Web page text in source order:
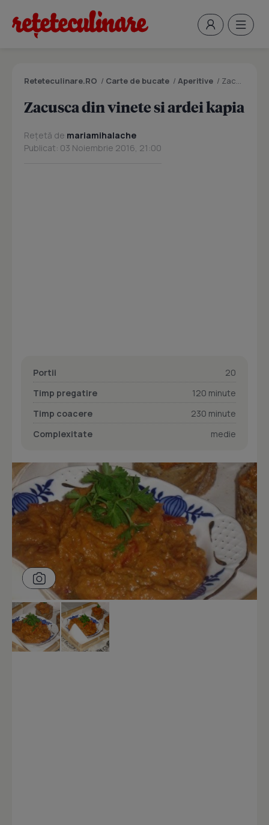
Reteteculinare.RO / Carte de bucate / Aperitive / Zacusca din vinete si ardei kapia
Zacusca din vinete si ardei kapia
Rețetă de mariamihalache
Publicat: 03 Noiembrie 2016, 21:00
Portii
20
Timp pregatire
120 minute
Timp coacere
230 minute
Complexitate
medie